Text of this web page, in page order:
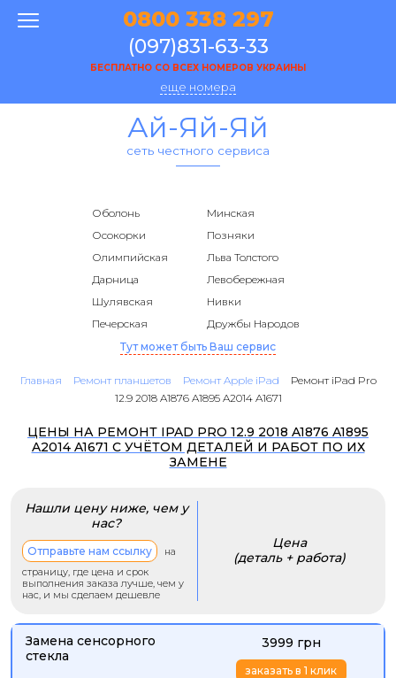
0800 338 297
(097)831-63-33
БЕСПЛАТНО СО ВСЕХ НОМЕРОВ УКРАИНЫ
еще номера
Ай-Яй-Яй
сеть честного сервиса
Оболонь
Минская
Осокорки
Позняки
Олимпийская
Льва Толстого
Дарница
Левобережная
Шулявская
Нивки
Печерская
Дружбы Народов
Тут может быть Ваш сервис
Главная Ремонт планшетов Ремонт Apple iPad
Ремонт iPad Pro
12.9 2018 A1876 A1895 A2014 A1671
ЦЕНЫ НА РЕМОНТ IPAD PRO 12.9 2018 A1876 A1895
A2014 A1671 С УЧЁТОМ ДЕТАЛЕЙ И РАБОТ ПО ИХ
ЗАМЕНЕ
Нашли цену ниже, чем у
нас?
Отправьте нам ссылку
на
страницу, где цена и срок
выполнения заказа лучше, чем у
нас, и мы сделаем дешевле
Цена
(деталь + работа)
Замена сенсорного
стекла
3999 грн
заказать в 1 клик